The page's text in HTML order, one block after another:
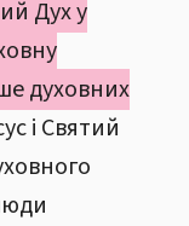
Дух у
духовних
і Святий